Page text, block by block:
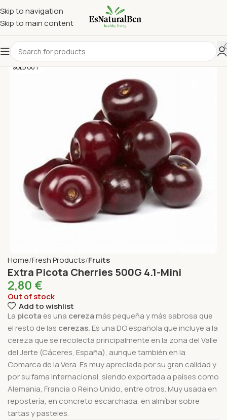
Skip to navigation
Skip to main content
SOLD OUT
Home Fresh Products Fruits
Extra Picota Cherries 500G 4.1-Mini
2,80 €
Out of stock
Add to wishlist
La picota es una cereza más pequeña y más sabrosa que
el resto de las cerezas. Es una DO española que incluye a la
cereza que se recolecta principalmente en la zona del Valle
del Jerte (Cáceres, España), aunque también en la
Comarca de la Vera. Es muy apreciada por su gran calidad y
por su fama internacional, siendo exportada a países como
Alemania, Francia o Reino Unido, entre otros. Muy usada en
repostería, en concreto escarchada, en almíbar sobre
tartas y pasteles.